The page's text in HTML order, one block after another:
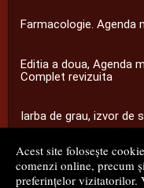
Acest site folosește
comenzi online, precum
preferințelor vizitatorilor.
Farmacologie. Agenda
Editia a doua, Agenda
Complet revizuita
Iarba de grau, izvor de
...toate știrile